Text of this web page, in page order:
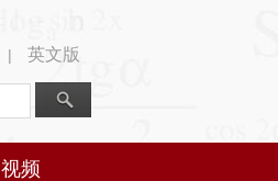
| 英文版
视频